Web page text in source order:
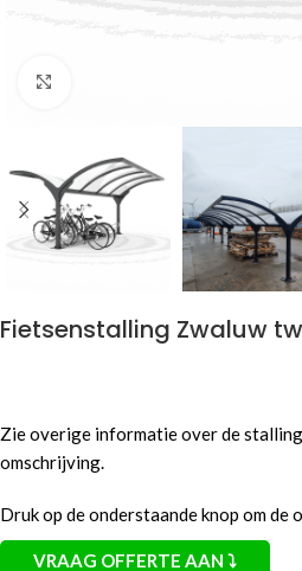
Fietsenstalling Zwaluw
Zie overige informatie over de
omschrijving.
Druk op de onderstaande knop om
VRAAG OFFERTE AAN ⤵